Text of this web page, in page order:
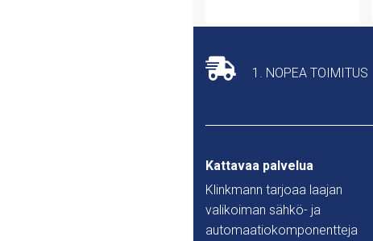
1. NOPEA TOIMITUS
Kattavaa palvelua
Klinkmann tarjoaa laajan
valikoiman sähkö- ja
automaatiokomponentteja